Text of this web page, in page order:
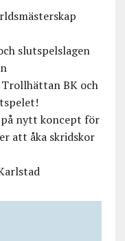
slutspelslagen
BK och
på nytt koncept för
att åka skridskor